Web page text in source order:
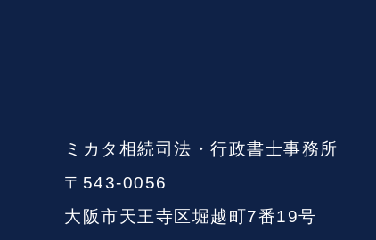
ミカタ相続司法・行政書士事務所
〒543-0056
大阪市天王寺区堀越町7番19号